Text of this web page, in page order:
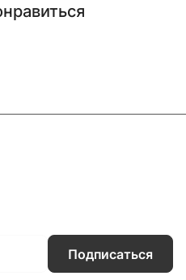
Подписаться